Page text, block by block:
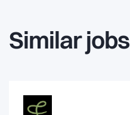
Similar jobs